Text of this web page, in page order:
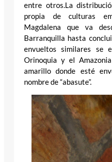
entre otros.La
propia de culturas
Magdalena que va
Barranquilla hasta
envueltos similares se
Orinoquia y el
amarillo donde esté
nombre de “abasute”.